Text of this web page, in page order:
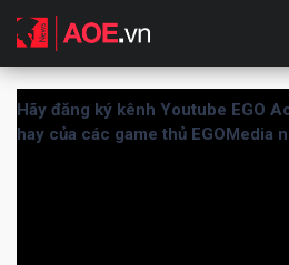
Hãy đăng ký kênh Youtube EGO
hay của các game thủ EGOMedia